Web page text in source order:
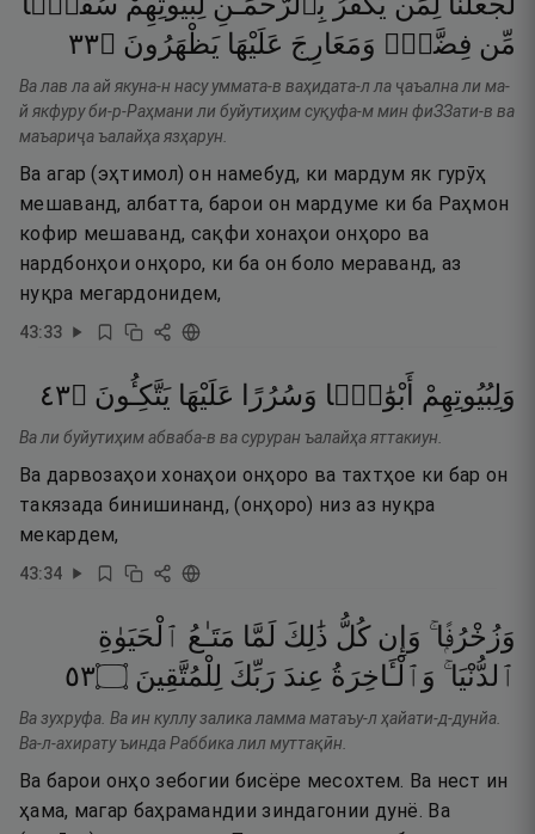
مِّن فِضَّةٍۢ وَمَعَارِجَ عَلَيْهَا يَظْهَرُونَ ۝٣٣
Ва лав ла ай якуна-н насу уммата-в ваҳидата-л ла ҷаъална ли ма-
й якфуру би-р-Раҳмани ли буйутиҳим суқуфа-м мин фиЗЗати-в ва
маъариҷа ъалайҳа язҳарун.
Ва агар (эҳтимол) он намебуд, ки мардум як гурӯҳ
мешаванд, албатта, барои он мардуме ки ба Раҳмон
кофир мешаванд, сақфи хонаҳои онҳоро ва
нардбонҳои онҳоро, ки ба он боло мераванд, аз
нуқра мегардонидем,
43:33
وَلِبُيُوتِهِمْ أَبْوَٰبًۭا وَسُرُرًا عَلَيْهَا يَتَّكِـُٔونَ ۝٣٤
Ва ли буйутиҳим абваба-в ва суруран ъалайҳа яттакиун.
Ва дарвозаҳои хонаҳои онҳоро ва тахтҳое ки бар он
такязада бинишинанд, (онҳоро) низ аз нуқра
мекардем,
43:34
وَزُخْرُفًۭا ۚ وَإِن كُلُّ ذَٰلِكَ لَمَّا مَتَـٰعُ ٱلْحَيَوٰةِ
ٱلدُّنْيَا ۚ وَٱلْـَٔاخِرَةُ عِندَ رَبِّكَ لِلْمُتَّقِينَ ۝٣٥
Ва зухруфа. Ва ин куллу залика ламма матаъу-л ҳайати-д-дунйа.
Ва-л-ахирату ъинда Раббика лил муттақӣн.
Ва барои онҳо зебогии бисёре месохтем. Ва нест ин
ҳама, магар баҳрамандии зиндагонии дунё. Ва